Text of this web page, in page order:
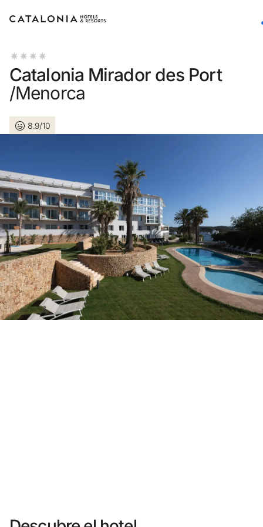
Inicia sesión en tu cuenta
Iniciar sesión
¿Olvidaste tu contraseña?
o usa una de estas opciones
Entra con Google
Iniciar sesión solo con mail
¿Aún no tienes cuenta?
Crear una cuenta
Catalonia Mirador des Port
/Menorca
8.9/10